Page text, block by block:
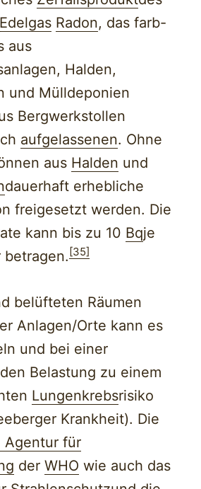
Edelgas Radon, das farb-
aus
Halden,
und Mülldeponien
Bergwerkstollen
aufgelassenen. Ohne
aus Halden und
dauerhaft erhebliche
freigesetzt werden. Die
kann bis zu 10 Bqje
betragen.[35]
belüfteten Räumen
Anlagen/Orte kann es
und bei einer
Belastung zu einem
Lungenkrebsrisiko
Krankheit). Die
Agentur für
derWHO wie auch das